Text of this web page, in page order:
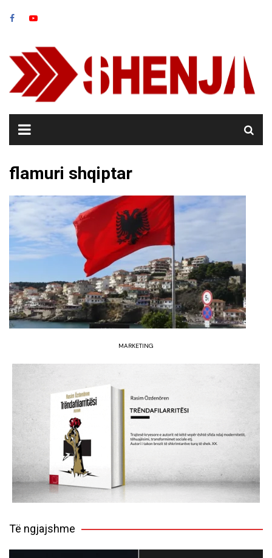
flamuri shqiptar
MARKETING
Të ngjajshme